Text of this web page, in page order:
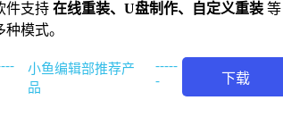
件支持 在线重装、 U盘制作、 自定义重装 等
种模式。
小鱼编辑部推荐产
品
-----
-
下载